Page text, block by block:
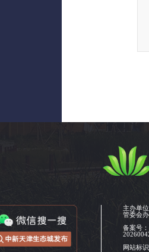
主办单
管委会
备案号：
网站标